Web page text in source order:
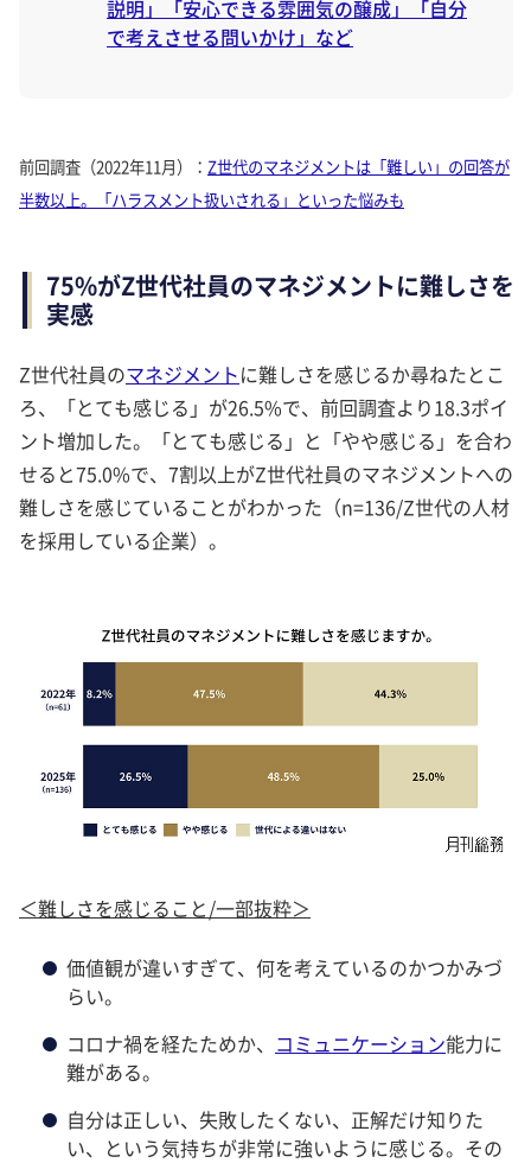
説明」「安心できる雰囲気の醸成」「自分
で考えさせる問いかけ」など
前回調査（2022年11月）： Z世代のマネジメントは「難しい」の回答が
半数以上。「ハラスメント扱いされる」といった悩みも
75%がZ世代社員のマネジメントに難しさを
実感
Z世代社員のマネジメントに難しさを感じるか尋ねたとこ
ろ、「とても感じる」が26.5%で、前回調査より18.3ポイ
ント増加した。「とても感じる」と「やや感じる」を合わ
せると75.0%で、7割以上がZ世代社員のマネジメントへの
難しさを感じていることがわかった（n=136/Z世代の人材
を採用している企業）。
＜難しさを感じること/一部抜粋＞
価値観が違いすぎて、何を考えているのかつかみづ
らい。
コロナ禍を経たためか、 コミュニケーション能力に
難がある。
自分は正しい、失敗したくない、正解だけ知りた
い、という気持ちが非常に強いように感じる。その